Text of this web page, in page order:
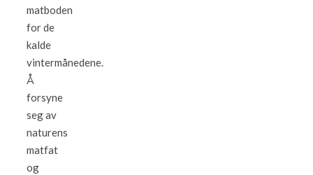
matboden
for de
kalde
vintermånedene.
Å
forsyne
seg av
naturens
matfat
og